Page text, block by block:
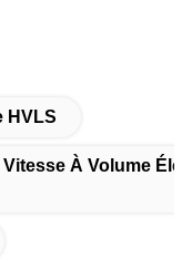
HVLS
À Volume